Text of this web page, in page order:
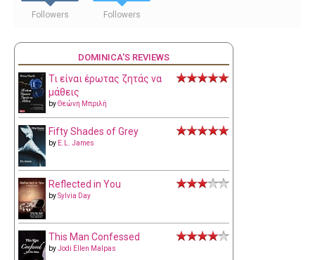
Followers Followers
DOMINICA'S REVIEWS
Τι είναι έρωτας ζητάς να
μάθεις
byΘεώνη Μπριλή
Fifty Shades of Grey
by E.L. James
Reflected in You
bySylvia Day
This Man Confessed
byJodi Ellen Malpas